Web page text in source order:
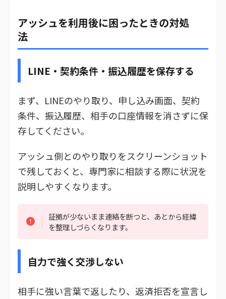
アッシュを利用後に困ったときの対処
法
LINE・契約条件・振込履歴を保存する
まず、LINEのやり取り、申し込み画面、契約
条件、振込履歴、相手の口座情報を消さずに保
存してください。
アッシュ側とのやり取りをスクリーンショット
で残しておくと、専門家に相談する際に状況を
説明しやすくなります。
証拠が少ないまま連絡を断つと、あとから経緯
を整理しづらくなります。
自力で強く交渉しない
相手に強い言葉で返したり、返済拒否を宣言し